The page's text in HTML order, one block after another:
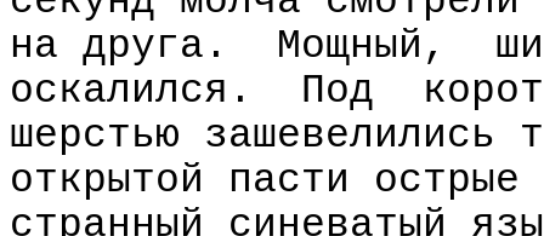
на друга.
Мощный,
оскалился.
Под
шерстью зашевелились
открытой пасти острые
странный синеватый